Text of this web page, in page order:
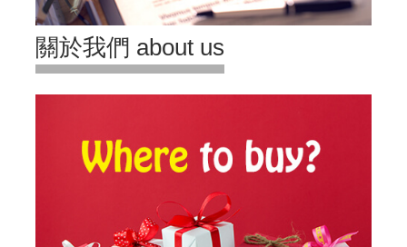
關於我們 about us